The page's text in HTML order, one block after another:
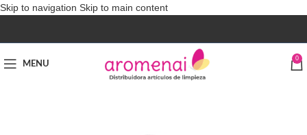
Skip to navigation Skip to main content
MENU
0